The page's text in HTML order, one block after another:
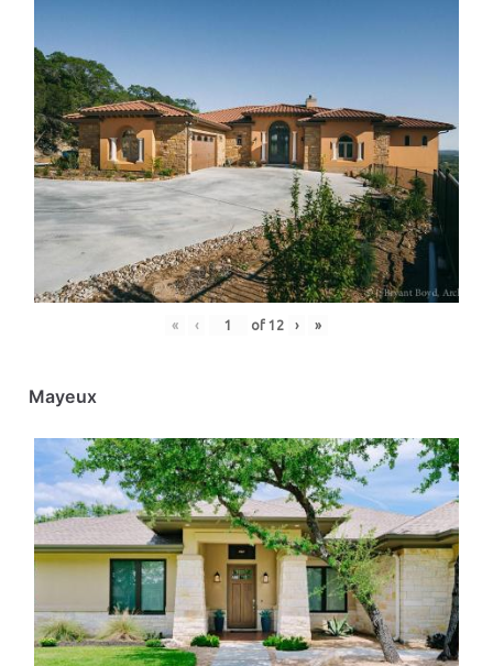
« ‹ of12 › »
Mayeux